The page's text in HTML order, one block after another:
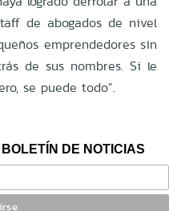
de abogados de nivel
emprendedores sin
de sus nombres. Si le
se puede todo”.
DE NOTICIAS